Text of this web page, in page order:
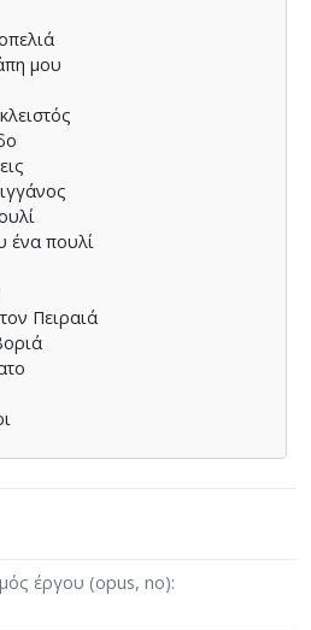
μου
ένα πουλί
Πειραιά
Πορείας
: Κέιμενα - εργογραφία -
Αθήνα: "Νέα Σύνορα"
έργου (opus, no)